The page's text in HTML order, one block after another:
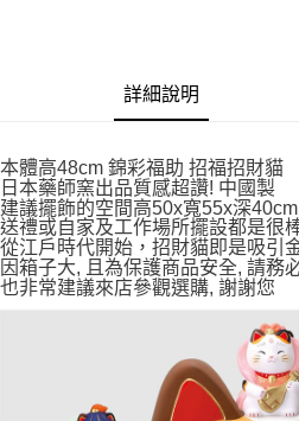
每筆NT$65，滿NT$999(含以上)免運費
付款後7-11取貨
每筆NT$65，滿NT$999(含以上)免運費
宅配
每筆NT$100，滿NT$999(含以上)免
詳細說明
本體高48cm 錦彩福助 招福招財貓
日本藥師窯出品質感超讚! 中國製
建議擺飾的空間高50x寬55x深40cm
送禮或自家及工作場所擺設都是很
從江戶時代開始，招財貓即是吸引
因箱子大, 且為保護商品安全, 請務
也非常建議來店參觀選購, 謝謝您